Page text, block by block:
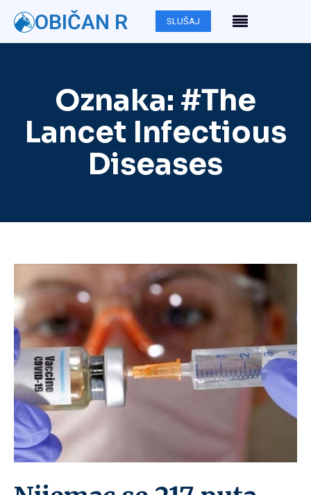
OBIČAN R SLUŠAJ
Oznaka: #The
Lancet Infectious
Diseases